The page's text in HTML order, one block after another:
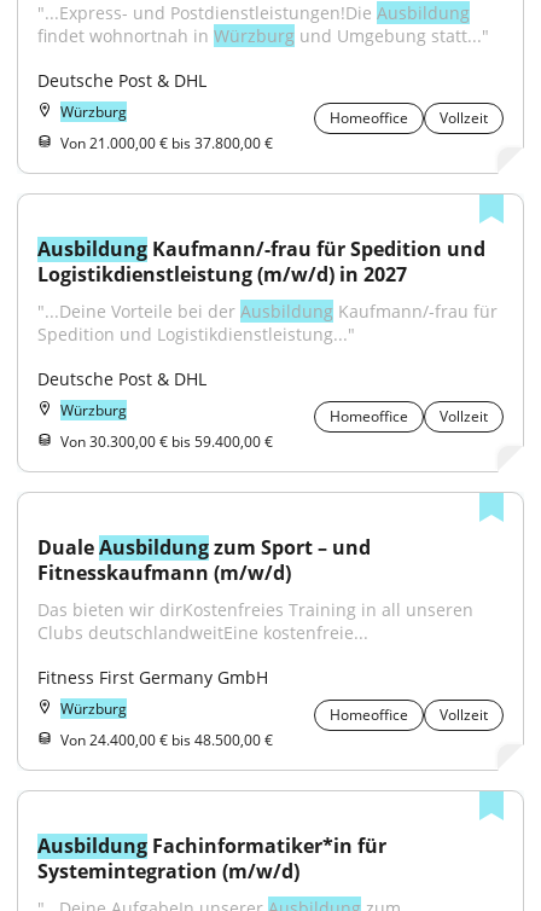
"...Express- und Postdienstleistungen!Die Ausbildung
findet wohnortnah in Würzburg und Umgebung statt..."
Deutsche Post & DHL
Würzburg Homeoffice
Vollzeit
Von 21.000,00 € bis 37.800,00 €
Ausbildung Kaufmann/-frau für Spedition und
Logistikdienstleistung (m/w/d) in 2027
"...Deine Vorteile bei der Ausbildung Kaufmann/-frau für
Spedition und Logistikdienstleistung..."
Deutsche Post & DHL
Würzburg Homeoffice
Vollzeit
Von 30.300,00 € bis 59.400,00 €
Duale Ausbildung zum Sport – und
Fitnesskaufmann (m/w/d)
Das bieten wir dirKostenfreies Training in all unseren
Clubs deutschlandweitEine kostenfreie...
Fitness First Germany GmbH
Würzburg Homeoffice
Vollzeit
Von 24.400,00 € bis 48.500,00 €
Ausbildung Fachinformatiker*in für
Systemintegration (m/w/d)